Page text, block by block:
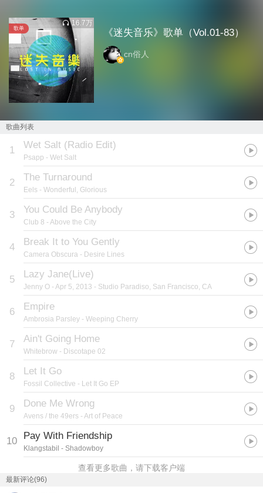
歌单
16.7万
《迷失音乐》歌单（Vol.01-83）
cn俗人
歌曲列表
1 Wet Salt (Radio Edit)
Psapp - Wet Salt
2 The Turnaround
Eels - Wonderful, Glorious
3 You Could Be Anybody
Club 8 - Above the City
4 Break It to You Gently
Camera Obscura - Desire Lines
5 Lazy Jane(Live)
Jenny O - Apr 5, 2013 - Studio Paradiso, San Francisco, CA
6 Empire
Ambrosia Parsley - Weeping Cherry
7 Ain't Going Home
Whitebrow - Discotape 02
8 Let It Go
Fossil Collective - Let It Go EP
9 Done Me Wrong
Avens / the 49ers - Art of Peace
10 Pay With Friendship
Klangstabil - Shadowboy
查看更多歌曲，请下载客户端
最新评论(96)